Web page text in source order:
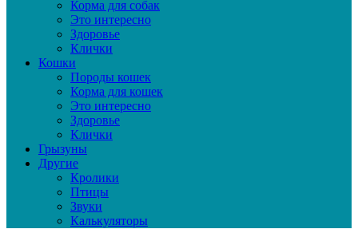
Корма для собак
Это интересно
Здоровье
Клички
Кошки
Породы кошек
Корма для кошек
Это интересно
Здоровье
Клички
Грызуны
Другие
Кролики
Птицы
Звуки
Калькуляторы